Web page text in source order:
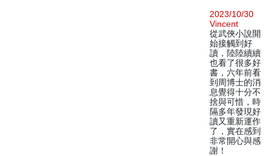
2023/10/30
Vincent
從武俠小說開
始接觸到好
讀，陸陸續續
也看了很多好
書，六年前看
到周博士的消
息覺得十分不
捨與可惜，時
隔多年發現好
讀又重新運作
了，實在感到
非常開心與感
謝！